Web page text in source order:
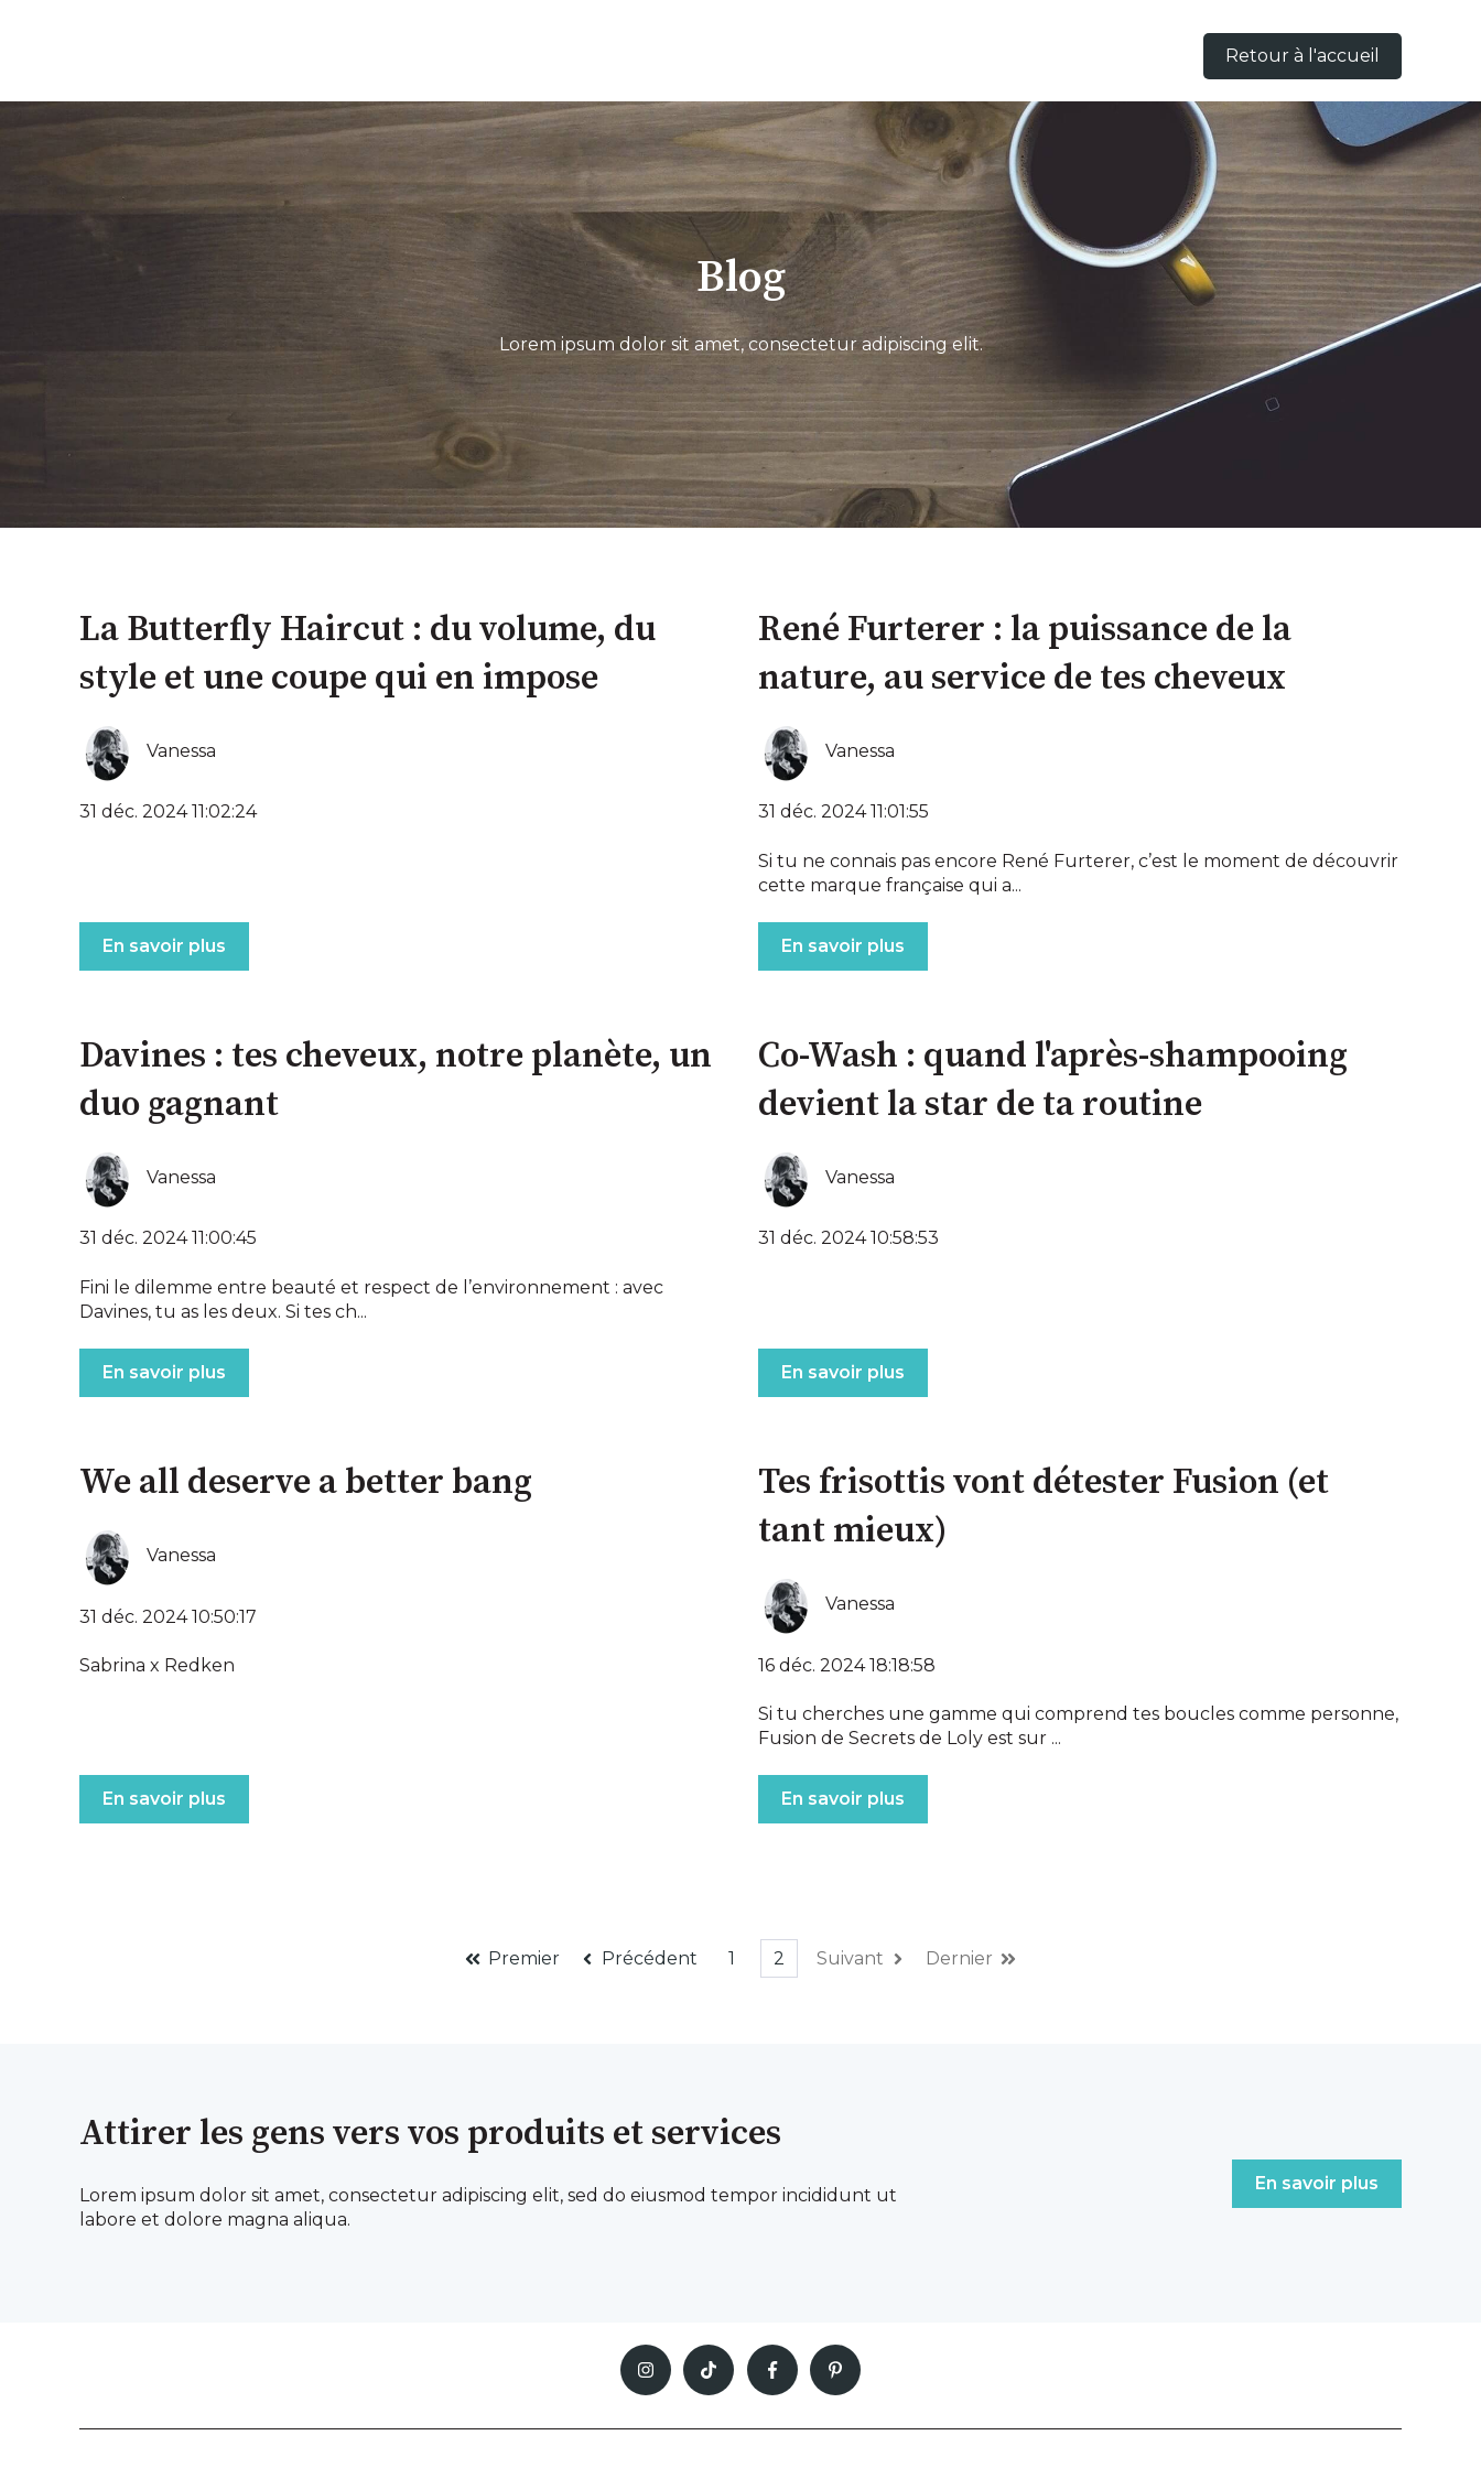
Retour à l'accueil
Blog
Lorem ipsum dolor sit amet, consectetur adipiscing elit.
La Butterfly Haircut : du volume, du
style et une coupe qui en impose
Vanessa
31 déc. 2024 11:02:24
En savoir plus
René Furterer : la puissance de la
nature, au service de tes cheveux
Vanessa
31 déc. 2024 11:01:55
Si tu ne connais pas encore René Furterer, c’est le moment de découvrir
cette marque française qui a...
En savoir plus
Davines : tes cheveux, notre planète, un
duo gagnant
Vanessa
31 déc. 2024 11:00:45
Fini le dilemme entre beauté et respect de l’environnement : avec
Davines, tu as les deux. Si tes ch...
En savoir plus
Co-Wash : quand l'après-shampooing
devient la star de ta routine
Vanessa
31 déc. 2024 10:58:53
En savoir plus
We all deserve a better bang
Vanessa
31 déc. 2024 10:50:17
Sabrina x Redken
En savoir plus
Tes frisottis vont détester Fusion (et
tant mieux)
Vanessa
16 déc. 2024 18:18:58
Si tu cherches une gamme qui comprend tes boucles comme personne,
Fusion de Secrets de Loly est sur ...
En savoir plus
Premier Précédent 1 2 Suivant Dernier
Attirer les gens vers vos produits et services
Lorem ipsum dolor sit amet, consectetur adipiscing elit, sed do eiusmod tempor incididunt ut
labore et dolore magna aliqua.
En savoir plus